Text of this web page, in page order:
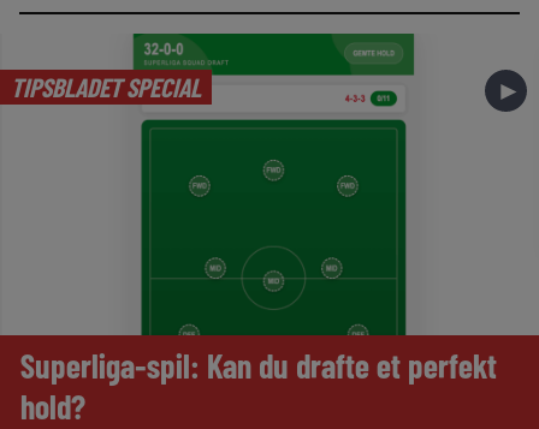
TIPSBLADET SPECIAL ►
Superliga-spil: Kan du drafte et perfekt
hold?